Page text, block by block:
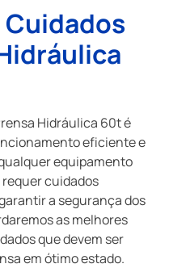
Hidráulica 60t é
eficiente e
equipamento
cuidados
a segurança dos
as melhores
que devem ser
em ótimo estado.